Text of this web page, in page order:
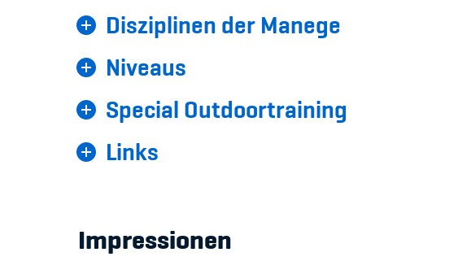
Disziplinen der Manege
Niveaus
Special Outdoortraining
Links
Impressionen